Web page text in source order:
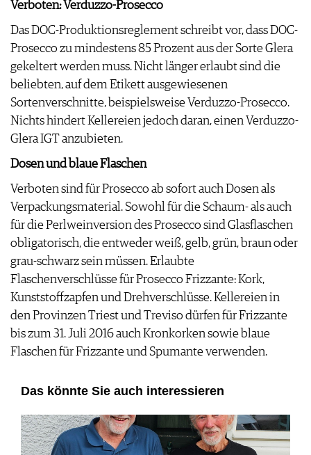
Verboten: Verduzzo-Prosecco
Das DOC-Produktionsreglement schreibt vor, dass DOC-
Prosecco zu mindestens 85 Prozent aus der Sorte Glera
gekeltert werden muss. Nicht länger erlaubt sind die
beliebten, auf dem Etikett ausgewiesenen
Sortenverschnitte, beispielsweise Verduzzo-Prosecco.
Nichts hindert Kellereien jedoch daran, einen Verduzzo-
Glera IGT anzubieten.
Dosen und blaue Flaschen
Verboten sind für Prosecco ab sofort auch Dosen als
Verpackungsmaterial. Sowohl für die Schaum- als auch
für die Perlweinversion des Prosecco sind Glasflaschen
obligatorisch, die entweder weiß, gelb, grün, braun oder
grau-schwarz sein müssen. Erlaubte
Flaschenverschlüsse für Prosecco Frizzante: Kork,
Kunststoffzapfen und Drehverschlüsse. Kellereien in
den Provinzen Triest und Treviso dürfen für Frizzante
bis zum 31. Juli 2016 auch Kronkorken sowie blaue
Flaschen für Frizzante und Spumante verwenden.
Das könnte Sie auch interessieren